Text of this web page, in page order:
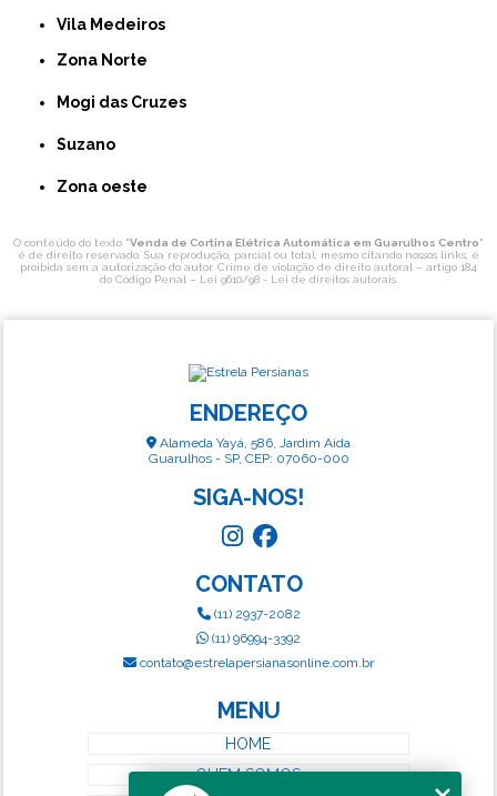
Vila Medeiros
Zona Norte
Mogi das Cruzes
Suzano
Zona oeste
O conteúdo do texto "Venda de Cortina Elétrica Automática em Guarulhos Centro"
é de direito reservado. Sua reprodução, parcial ou total, mesmo citando nossos links, é
proibida sem a autorização do autor. Crime de violação de direito autoral – artigo 184
do Código Penal – Lei 9610/98 - Lei de direitos autorais.
ENDEREÇO
Alameda Yayá, 586, Jardim Aida
Guarulhos - SP, CEP: 07060-000
SIGA-NOS!
CONTATO
(11) 2937-2082
(11) 96994-3392
contato@estrelapersianasonline.com.br
MENU
HOME
QUEM SOMOS